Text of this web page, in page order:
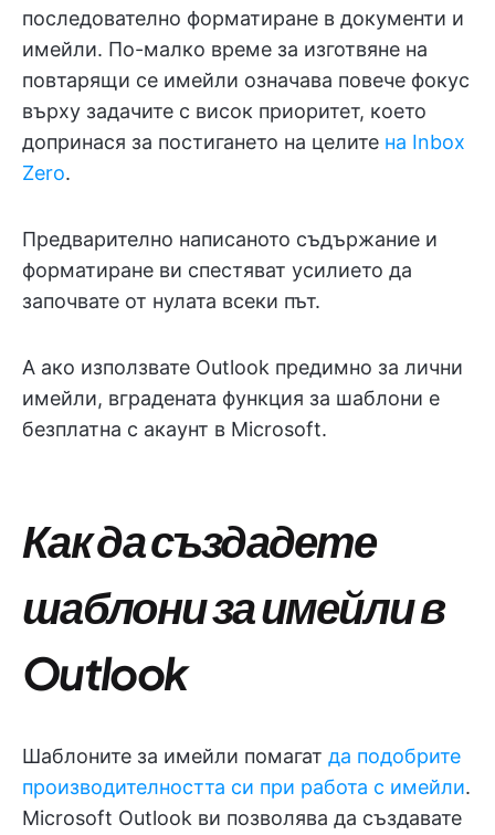
последователно форматиране в документи и
имейли. По-малко време за изготвяне на
повтарящи се имейли означава повече фокус
върху задачите с висок приоритет, което
допринася за постигането на целите на Inbox
Zero.
Предварително написаното съдържание и
форматиране ви спестяват усилието да
започвате от нулата всеки път.
А ако използвате Outlook предимно за лични
имейли, вградената функция за шаблони е
безплатна с акаунт в Microsoft.
Как да създадете
шаблони за имейли в
Outlook
Шаблоните за имейли помагат да подобрите
производителността си при работа с имейли.
Microsoft Outlook ви позволява да създавате